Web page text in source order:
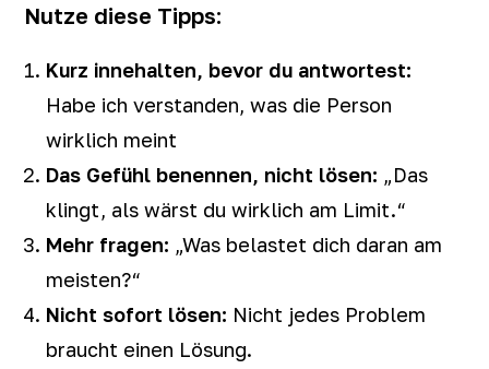
Nutze diese Tipps:
Kurz innehalten, bevor du antwortest:
Habe ich verstanden, was die Person
wirklich meint
Das Gefühl benennen, nicht lösen: „Das
klingt, als wärst du wirklich am Limit.“
Mehr fragen: „Was belastet dich daran am
meisten?“
Nicht sofort lösen: Nicht jedes Problem
braucht einen Lösung.